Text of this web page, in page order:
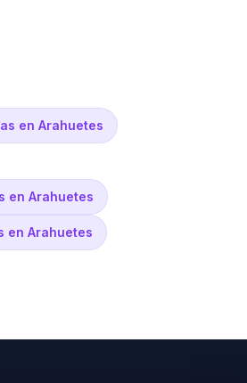
en Arahuetes
en Arahuetes
en Arahuetes